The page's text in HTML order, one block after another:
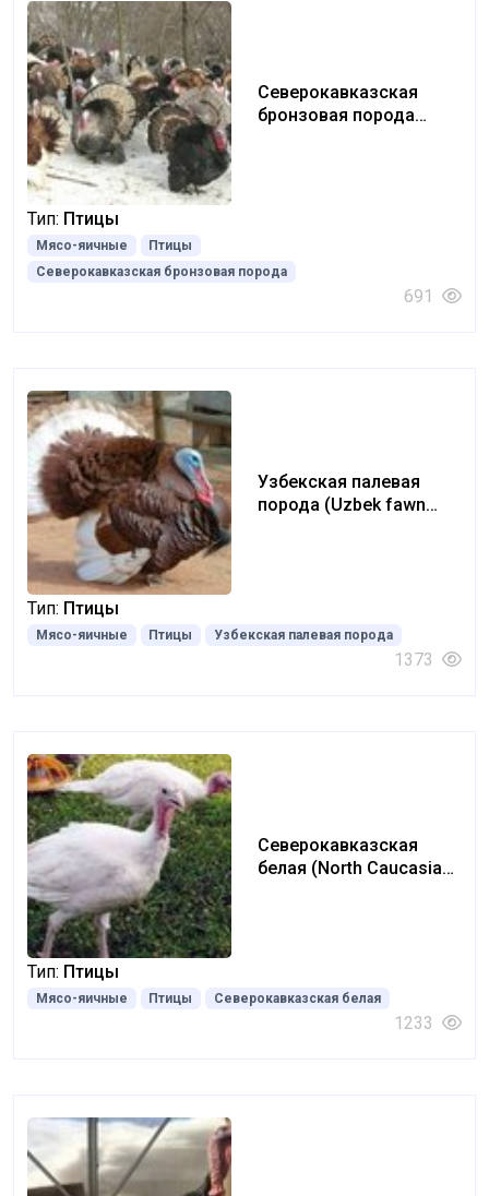
Северокавказская
бронзовая порода
Тип: Птицы
Мясо-яичные
Птицы
Северокавказская бронзовая порода
691
Узбекская палевая
порода (Uzbek fawn
Тип: Птицы
Мясо-яичные Птицы Узбекская палевая порода
1373
Северокавказская
белая (North Caucasian
Тип: Птицы
Мясо-яичные Птицы Северокавказская белая
1233